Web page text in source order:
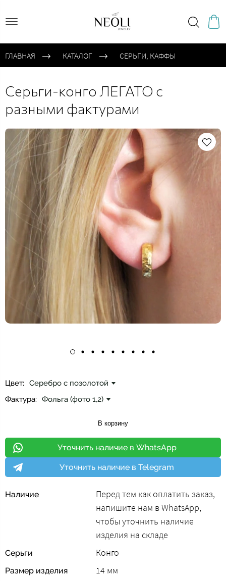
ГЛАВНАЯ КАТАЛОГ CЕРЬГИ, КАФФЫ
Cерьги-конго ЛЕГАТО с
разными фактурами
Цвет:
Серебро с позолотой
Фактура:
Фольга (фото 1,2)
В корзину
Уточнить наличие в WhatsApp
Уточнить наличие в Telegram
Наличие
Перед тем как оплатить заказ,
напишите нам в WhatsApp,
чтобы уточнить наличие
изделия на складе
Серьги Конго
Размер изделия 14 мм